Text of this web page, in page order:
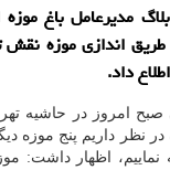
مدیرعامل باغ
طریق اندازی موزه
داد.
صبح امروز در حاشیه
در نظر داریم پنج موزه
اظهار داشت: